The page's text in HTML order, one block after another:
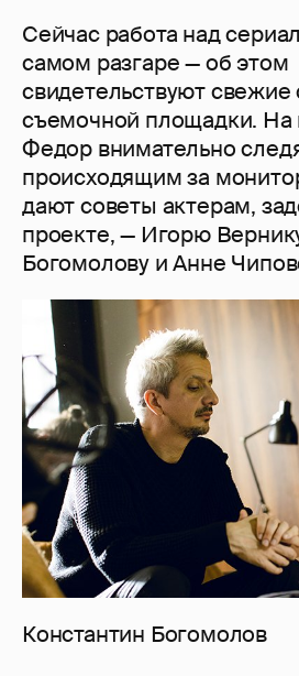
Сейчас работа над
самом разгаре — об этом
свидетельствуют
съемочной площадки. На
Федор внимательно
происходящим за
дают советы актерам,
проекте, — Игорю
Богомолову и Анне
Константин Богомолов